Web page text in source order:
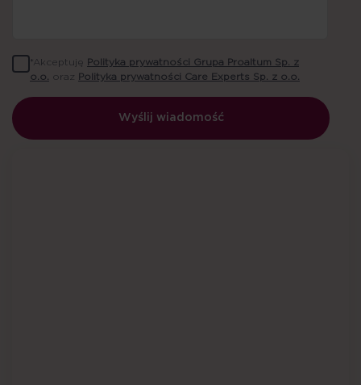
*Akceptuję
Polityka prywatności Grupa Proaltum Sp. z
o.o.
oraz Polityka prywatności Care Experts Sp. z o.o.